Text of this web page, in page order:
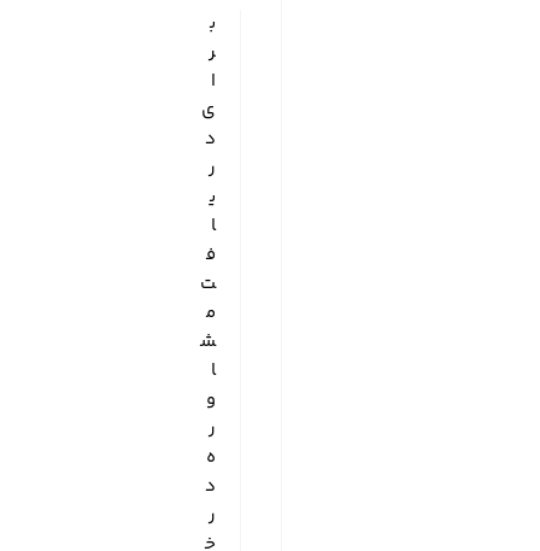
ب
ر
ا
ی
د
ر
ی
ا
ف
ت
م
ش
ا
و
ر
ه
د
ر
خ